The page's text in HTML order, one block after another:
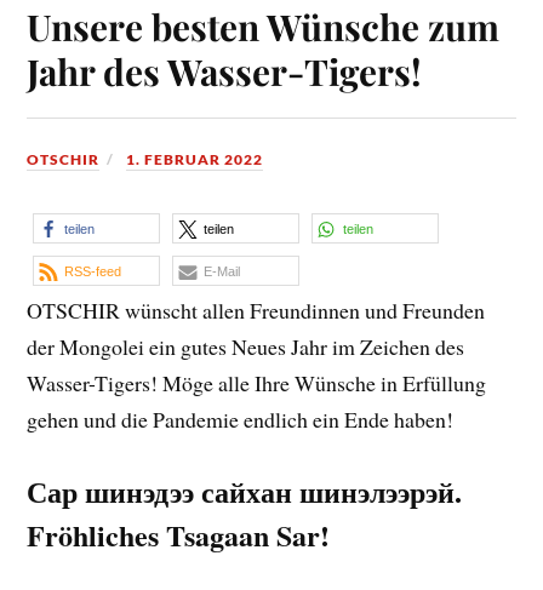
Unsere besten Wünsche zum
Jahr des Wasser-Tigers!
OTSCHIR 1. FEBRUAR 2022
teilen teilen teilen
RSS-feed E-Mail
OTSCHIR wünscht allen Freundinnen und Freunden
der Mongolei ein gutes Neues Jahr im Zeichen des
Wasser-Tigers! Möge alle Ihre Wünsche in Erfüllung
gehen und die Pandemie endlich ein Ende haben!
Сар шинэдээ сайхан шинэлээрэй.
Fröhliches Tsagaan Sar!